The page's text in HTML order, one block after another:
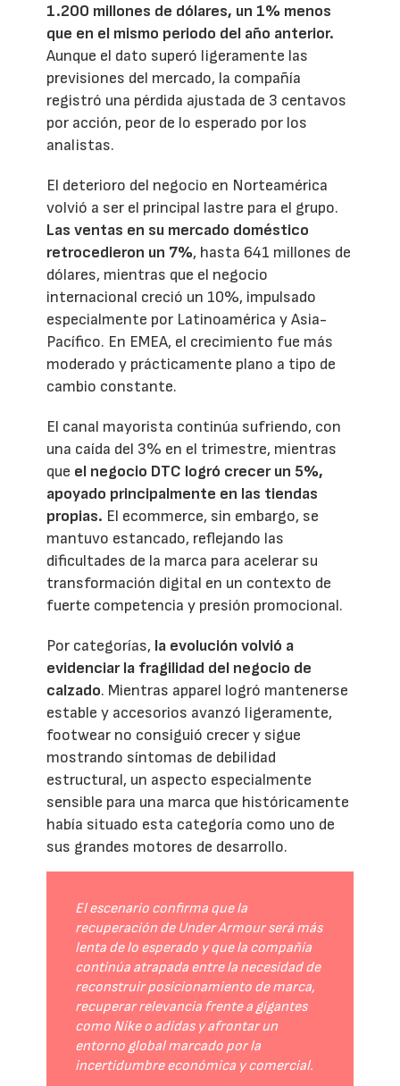
1.200 millones de dólares, un 1% menos
que en el mismo periodo del año anterior.
Aunque el dato superó ligeramente las
previsiones del mercado, la compañía
registró una pérdida ajustada de 3 centavos
por acción, peor de lo esperado por los
analistas.
El deterioro del negocio en Norteamérica
volvió a ser el principal lastre para el grupo.
Las ventas en su mercado doméstico
retrocedieron un 7%, hasta 641 millones de
dólares, mientras que el negocio
internacional creció un 10%, impulsado
especialmente por Latinoamérica y Asia-
Pacífico. En EMEA, el crecimiento fue más
moderado y prácticamente plano a tipo de
cambio constante.
El canal mayorista continúa sufriendo, con
una caída del 3% en el trimestre, mientras
que el negocio DTC logró crecer un 5%,
apoyado principalmente en las tiendas
propias. El ecommerce, sin embargo, se
mantuvo estancado, reflejando las
dificultades de la marca para acelerar su
transformación digital en un contexto de
fuerte competencia y presión promocional.
Por categorías, la evolución volvió a
evidenciar la fragilidad del negocio de
calzado. Mientras apparel logró mantenerse
estable y accesorios avanzó ligeramente,
footwear no consiguió crecer y sigue
mostrando síntomas de debilidad
estructural, un aspecto especialmente
sensible para una marca que históricamente
había situado esta categoría como uno de
sus grandes motores de desarrollo.
El escenario confirma que la
recuperación de Under Armour será más
lenta de lo esperado y que la compañía
continúa atrapada entre la necesidad de
reconstruir posicionamiento de marca,
recuperar relevancia frente a gigantes
como Nike o adidas y afrontar un
entorno global marcado por la
incertidumbre económica y comercial.